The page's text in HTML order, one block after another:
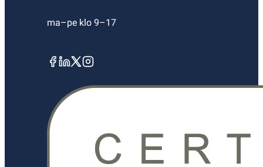
ma–pe klo 9–17